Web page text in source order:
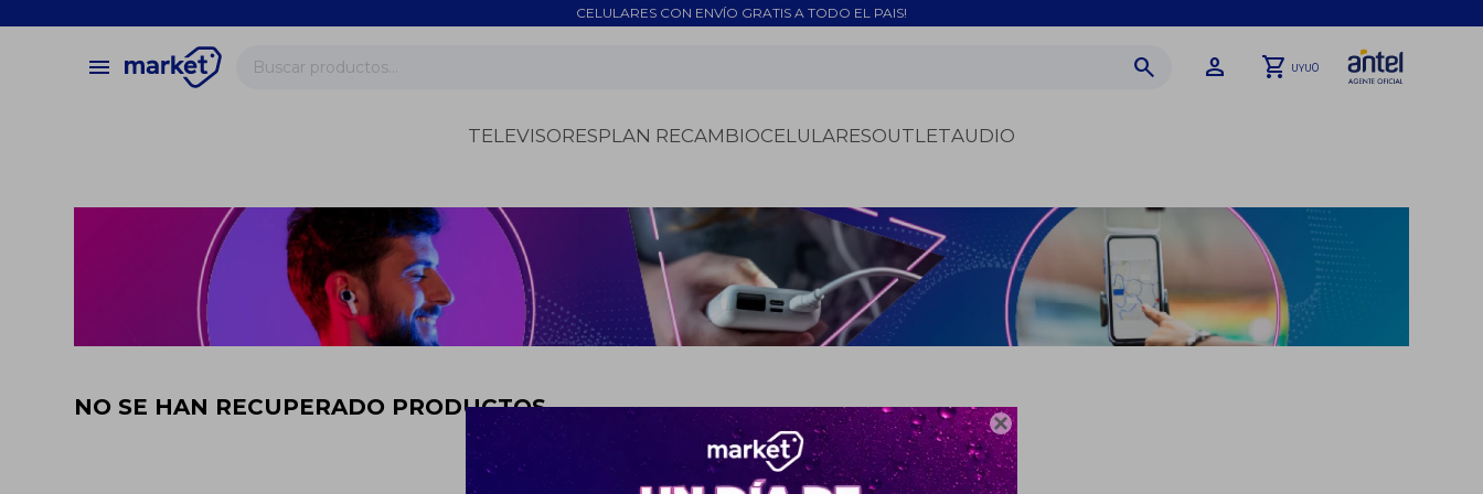

CELULARES CON ENVÍO GRATIS A TODO EL PAIS!
menu UYU0
TELEVISORESPLAN RECAMBIOCELULARESOUTLETAUDIO
NO SE HAN RECUPERADO PRODUCTOS
close
store